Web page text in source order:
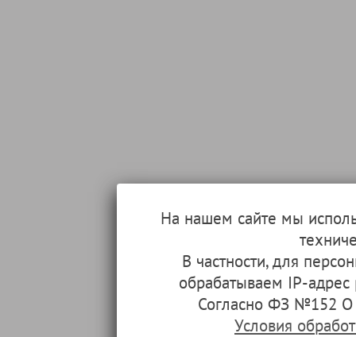
На нашем сайте мы
В частности, для
обрабатываем IP-
Согласно ФЗ №152 О
Условия